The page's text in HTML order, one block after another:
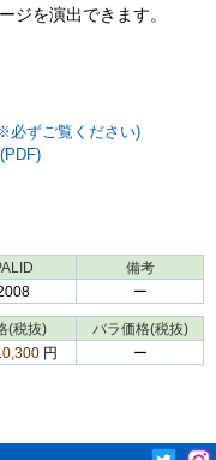
ジを演出できます。
必ずご覧ください)
備考
ー
(税抜)
バラ価格(税抜)
円 ー